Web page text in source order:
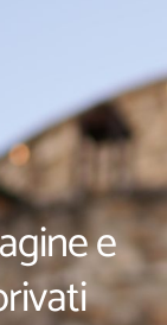
e